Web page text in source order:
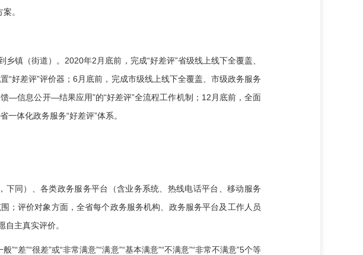
。
（街道）。2020年2月底前，完成“好差评”省级线上线下全覆盖、
好差评”评价器；6月底前，完成市级线上线下全覆盖、市级政务服务
信息公开—结果应用”的“好差评”全流程工作机制；12月底前，全面
体化政务服务“好差评”体系。
同）、各类政务服务平台（含业务系统、热线电话平台、移动服务
；评价对象方面，全省每个政务服务机构、政务服务平台及工作人员
主真实评价。
”“很差”或“非常满意”“满意”“基本满意”“不满意”“非常不满意”5个等